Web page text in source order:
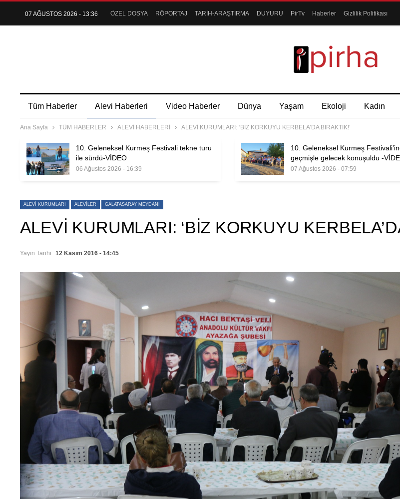
07 AĞUSTOS 2026 - 13:36 ÖZEL DOSYA RÖPORTAJ TARİH-ARAŞTIRMA DUYURU PirTv Haberler Gizlilik Politikası
Tüm Haberler Alevi Haberleri Video Haberler Dünya Yaşam Ekoloji Kadın
Ana Sayfa TÜM HABERLER ALEVİ HABERLERİ ALEVİ KURUMLARI: ‘BİZ KORKUYU KERBELA’DA BIRAKTIK!’
10. Geleneksel Kurmeş Festivali tekne turu
ile sürdü-VİDEO
06 Ağustos 2026 - 16:39
10. Geleneksel Kurmeş
geçmişle gelecek konuşuldu -
07 Ağustos 2026 - 07:59
ALEVI KURUMLARI ALEVILER GALATASARAY MEYDANI
ALEVİ KURUMLARI: ‘BİZ KORKUYU
Yayın Tarihi: 12 Kasım 2016 - 14:45